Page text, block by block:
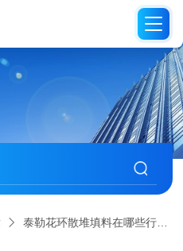
泰勒花环散堆填料在哪些行业应用较广泛